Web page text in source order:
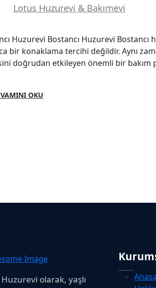
Lotus Huzurevi & Bakımevi
Huzurevi Bostancı Huzurevi
bir konaklama tercihi değildir. Aynı
doğrudan etkileyen önemli bir bakım
OKU
olarak, yaşlı